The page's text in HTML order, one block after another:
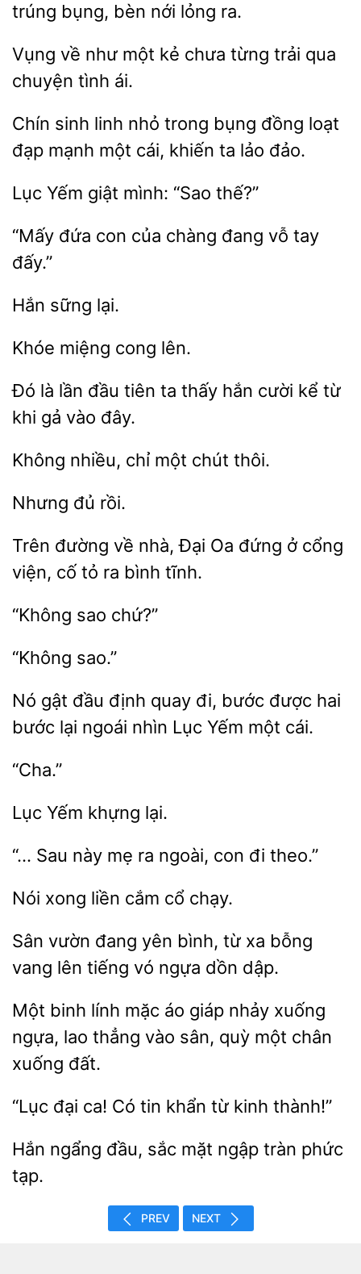
trúng bụng,
nới lỏng
Vụng về như một chưa
trải qua
tình ái.
Chín sinh linh nhỏ trong bụng đồng loạt
đạp
một cái, ta đảo.
Lục mình: “Sao
đứa con chàng đang vỗ tay
miệng
là
đầu tiên ta thấy hắn cười kể từ
khi gả
đây.
Không nhiều, chút
Trên đường
nhà, Đại Oa đứng ở cổng
cố tỏ ra bình
Nó gật đầu định quay đi, bước được hai
bước
ngoái nhìn Lục một
“Cha.”
Lục
này mẹ ngoài, con đi theo.”
xong liền cắm
vườn đang yên bình,
xa bỗng
lên tiếng vó ngựa dồn dập.
Một binh
mặc áo giáp nhảy xuống
lao thẳng vào sân,
một chân
xuống đất.
“Lục đại ca! Có tin từ
ngẩng đầu, mặt
tràn phức
tạp.
PREV NEXT